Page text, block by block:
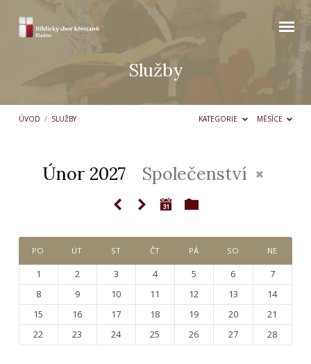
Služby
ÚVOD / SLUŽBY KATEGORIE MĚSÍCE
Služby
Únor 2027 Společenství
PO ÚT ST ČT PÁ SO NE
1 2 3 4 5 6
7
8
9 10 11 12 13
14
15
16 17 18 19 20
21
22
23 24 25 26 27 28